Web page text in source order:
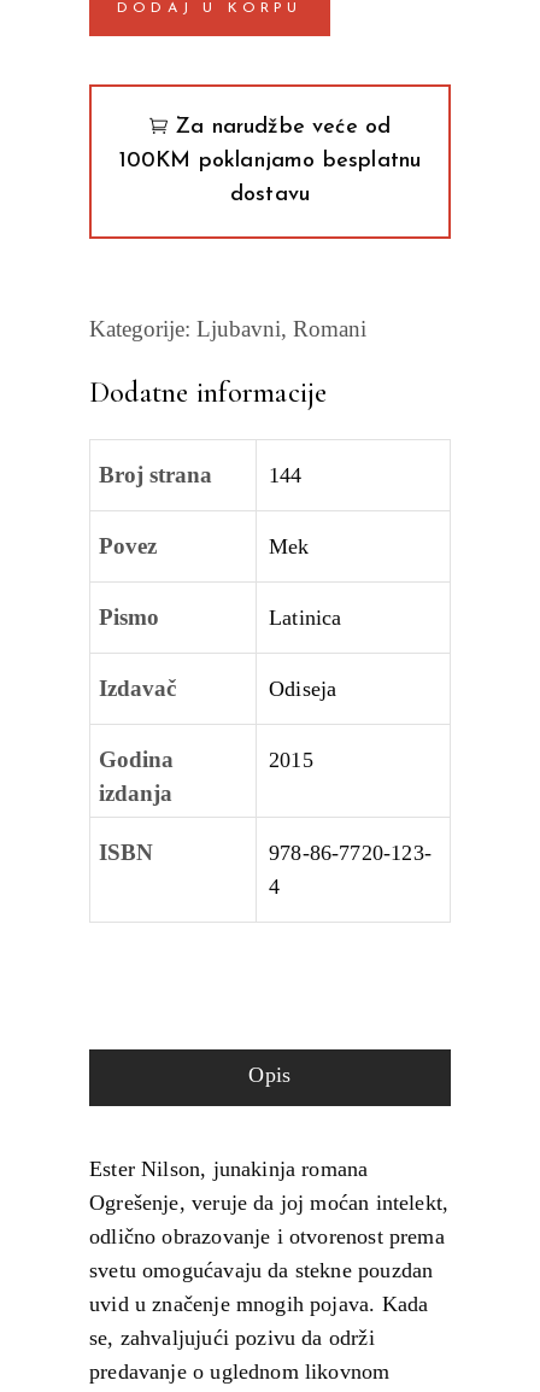
quantity
DODAJ U KORPU
Za narudžbe veće od
100KM poklanjamo besplatnu
dostavu
Kategorije: Ljubavni, Romani
Dodatne informacije
Broj strana 144
Povez Mek
Pismo Latinica
Izdavač Odiseja
Godina
izdanja
2015
ISBN
978-86-7720-123-
4
Opis
Ester Nilson, junakinja romana
Ogrešenje, veruje da joj moćan intelekt,
odlično obrazovanje i otvorenost prema
svetu omogućavaju da stekne pouzdan
uvid u značenje mnogih pojava. Kada
se, zahvaljujući pozivu da održi
predavanje o uglednom likovnom